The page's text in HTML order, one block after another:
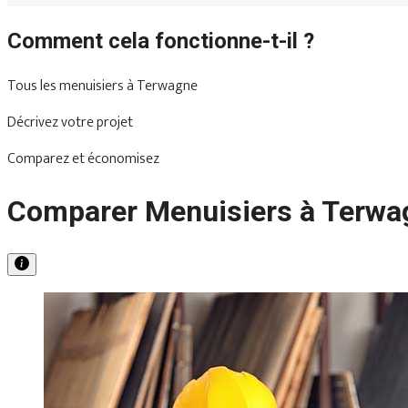
Comment cela fonctionne-t-il ?
Tous les menuisiers à Terwagne
Décrivez votre projet
Comparez et économisez
Comparer Menuisiers à